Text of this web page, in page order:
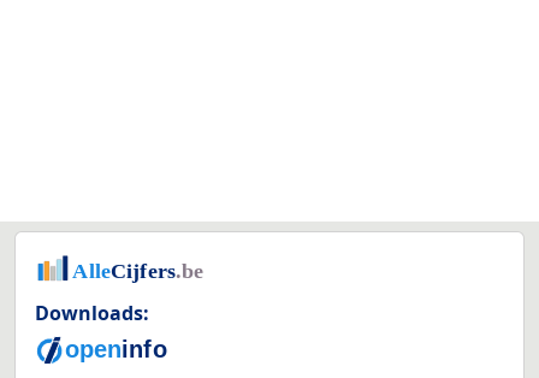
Downloads: